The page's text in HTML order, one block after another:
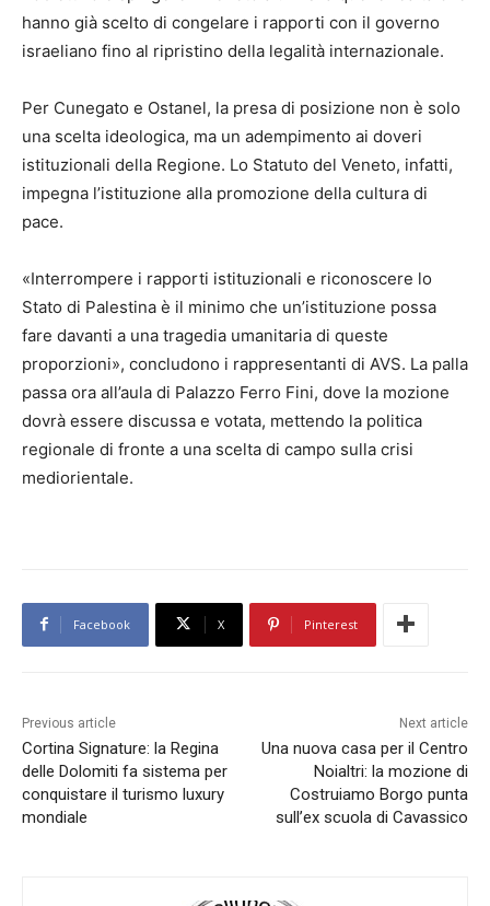
hanno già scelto di congelare i rapporti con il governo
israeliano fino al ripristino della legalità internazionale.
Per Cunegato e Ostanel, la presa di posizione non è solo
una scelta ideologica, ma un adempimento ai doveri
istituzionali della Regione. Lo Statuto del Veneto, infatti,
impegna l’istituzione alla promozione della cultura di
pace.
«Interrompere i rapporti istituzionali e riconoscere lo
Stato di Palestina è il minimo che un’istituzione possa
fare davanti a una tragedia umanitaria di queste
proporzioni», concludono i rappresentanti di AVS. La palla
passa ora all’aula di Palazzo Ferro Fini, dove la mozione
dovrà essere discussa e votata, mettendo la politica
regionale di fronte a una scelta di campo sulla crisi
mediorientale.
Facebook X Pinterest
Previous article
Cortina Signature: la Regina
delle Dolomiti fa sistema per
conquistare il turismo luxury
mondiale
Next article
Una nuova casa per il Centro
Noialtri: la mozione di
Costruiamo Borgo punta
sull’ex scuola di Cavassico